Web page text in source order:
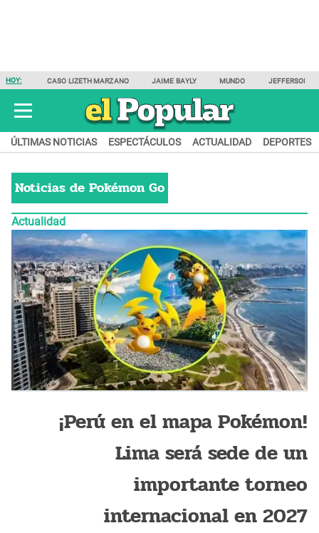
HOY: CASO LIZETH MARZANO JAIME BAYLY MUNDO JEFFERSON
ÚLTIMAS NOTICIAS ESPECTÁCULOS ACTUALIDAD DEPORTES
Noticias de Pokémon Go
Actualidad
¡Perú en el mapa Pokémon!
Lima será sede de un
importante torneo
internacional en 2027